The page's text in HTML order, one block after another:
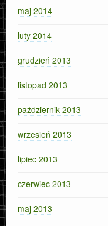
maj 2014
luty 2014
grudzień 2013
listopad 2013
październik 2013
wrzesień 2013
lipiec 2013
czerwiec 2013
maj 2013